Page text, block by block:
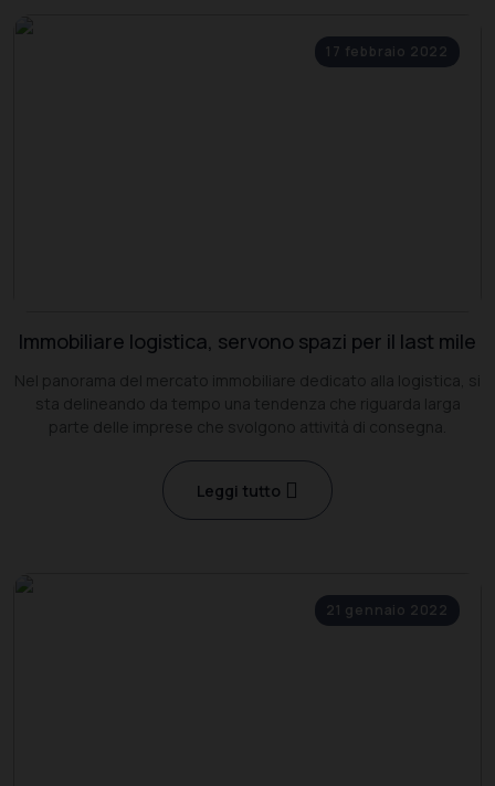
17 febbraio 2022
Immobiliare logistica, servono spazi per il last mile
Nel panorama del mercato immobiliare dedicato alla logistica, si
sta delineando da tempo una tendenza che riguarda larga
parte delle imprese che svolgono attività di consegna.
Leggi tutto
21 gennaio 2022